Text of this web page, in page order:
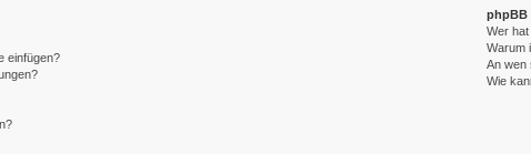
einfügen?
phpBB
Wer
Warum
An wen
Wie